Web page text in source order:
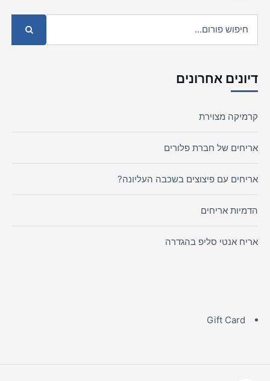
דיונים אחרונים
קרמיקה מצוירת
אריחים של חברת פלורים
אריחים עם פיצוצים בשכבה העליונה?
הדמיות אריחים
אריח אנטי סליפ בהגדרה
Gift Card